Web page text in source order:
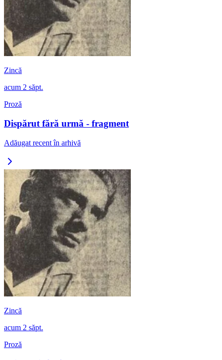
Zincă
acum 2 săpt.
Proză
Dispărut fără urmă - fragment
Adăugat recent în arhivă
Zincă
acum 2 săpt.
Proză